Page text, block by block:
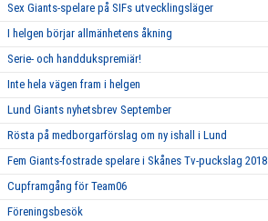
Sex Giants-spelare på SIFs utvecklingsläger
I helgen börjar allmänhetens åkning
Serie- och handdukspremiär!
Inte hela vägen fram i helgen
Lund Giants nyhetsbrev September
Rösta på medborgarförslag om ny ishall i Lund
Fem Giants-fostrade spelare i Skånes Tv-puckslag 2018
Cupframgång för Team06
Föreningsbesök